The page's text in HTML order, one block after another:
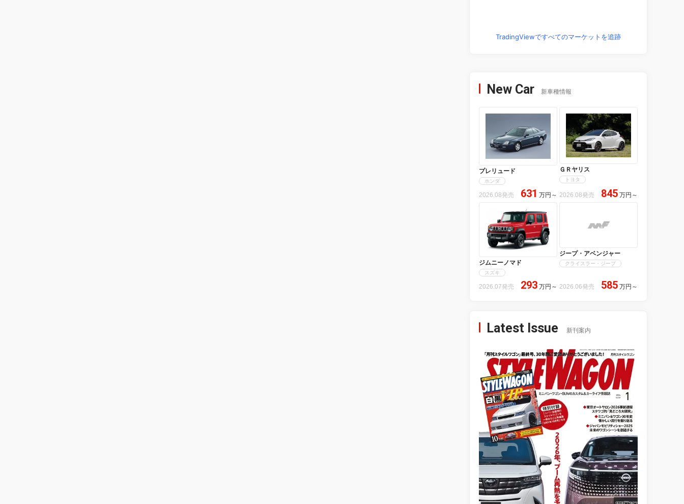
TradingViewですべてのマーケットを追跡
New Car 新車種情報
プレリュード
ホンダ
2026.08発売 631 万円 ～
ＧＲヤリス
トヨタ
2026.08発売 845 万円 ～
ジムニーノマド
スズキ
2026.07発売 293 万円 ～
ジープ・アベンジャー
クライスラー・ジープ
2026.06発売 585 万円 ～
Latest Issue 新刊案内